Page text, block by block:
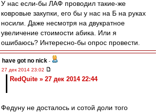
У нас если-бы ЛАФ проводил такие-же
ковровые закупки, его бы у нас на Б на руках
носили. Даже несмотря на двукратное
увеличение стоимости абика. Или я
ошибаюсь? Интересно-бы опрос провести.
have got no nick -
27 дек 2014 23:02
RedQuite » 27 дек 2014 22:44
Федуну не досталось и сотой доли того